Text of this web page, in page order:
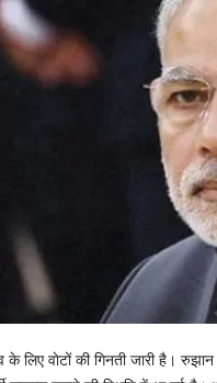
के लिए वाेटों की गिनती जारी है।